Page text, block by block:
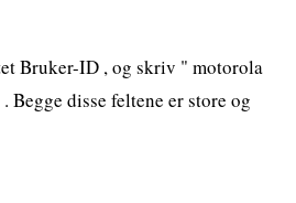
Bruker-ID , og skriv " motorola
Begge disse feltene er store og